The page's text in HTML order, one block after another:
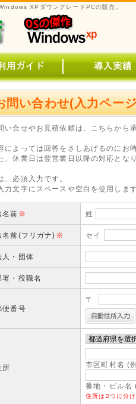
XPダウングレードPCの販売。
問い合わせ(入力ペー
い合せやお見積依頼は、こちらから
によっては回答をさしあげるのにお
、休業日は翌営業日以降の対応とな
、必須入力です。
力文字にスペースや空白を使用しま
名前 ※ 姓
名前(フリガナ) ※ セイ
人・団体
署・役職名
便番号
〒
所 市区町村名 (
番地・ビル
住所は2つに分